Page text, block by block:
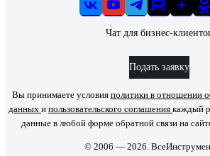
Чат для бизнес-
Подать заявку
Вы принимаете условия политики в отношении
данных и пользовательского соглашения каждый
данные в любой форме обратной связи на
© 2006 — 2026.